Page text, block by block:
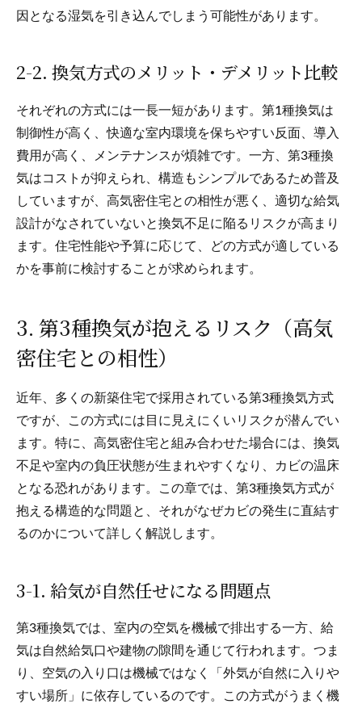
因となる湿気を引き込んでしまう可能性があります。
2-2. 換気方式のメリット・デメリット比較
それぞれの方式には一長一短があります。第1種換気は
制御性が高く、快適な室内環境を保ちやすい反面、導入
費用が高く、メンテナンスが煩雑です。一方、第3種換
気はコストが抑えられ、構造もシンプルであるため普及
していますが、高気密住宅との相性が悪く、適切な給気
設計がなされていないと換気不足に陥るリスクが高まり
ます。住宅性能や予算に応じて、どの方式が適している
かを事前に検討することが求められます。
3. 第3種換気が抱えるリスク（高気
密住宅との相性）
近年、多くの新築住宅で採用されている第3種換気方式
ですが、この方式には目に見えにくいリスクが潜んでい
ます。特に、高気密住宅と組み合わせた場合には、換気
不足や室内の負圧状態が生まれやすくなり、カビの温床
となる恐れがあります。この章では、第3種換気方式が
抱える構造的な問題と、それがなぜカビの発生に直結す
るのかについて詳しく解説します。
3-1. 給気が自然任せになる問題点
第3種換気では、室内の空気を機械で排出する一方、給
気は自然給気口や建物の隙間を通じて行われます。つま
り、空気の入り口は機械ではなく「外気が自然に入りや
すい場所」に依存しているのです。この方式がうまく機